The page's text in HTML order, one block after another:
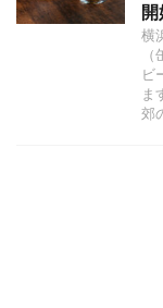
横
ビ
ま
郊